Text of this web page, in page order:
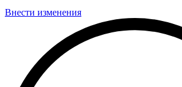
Внести изменения